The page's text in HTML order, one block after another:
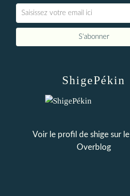
ShigePékin
Voir le profil de shige sur
Overblog